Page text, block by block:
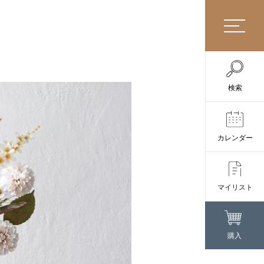
検索
カレンダー
マイリスト
購入